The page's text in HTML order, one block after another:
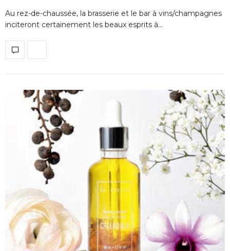
Au rez-de-chaussée, la brasserie et le bar à vins/champagnes
inciteront certainement les beaux esprits à…